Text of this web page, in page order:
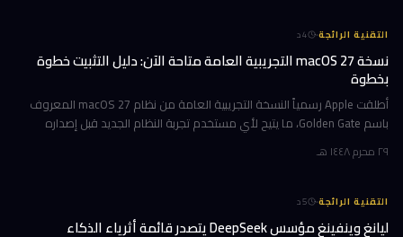
التقنية الرائجة·
4د
نسخة macOS 27 التجريبية العامة متاحة الآن: دليل التثبيت خطوة
بخطوة
أطلقت Apple رسمياً النسخة التجريبية العامة من نظام macOS 27 المعروف
باسم Golden Gate، ما يتيح لأي مستخدم تجربة النظام الجديد قبل إصداره
٢٩ محرم ١٤٤٨ هـ
التقنية الرائجة·
5د
ليانغ وينفينغ مؤسس DeepSeek يتصدر قائمة أثرياء الذكاء